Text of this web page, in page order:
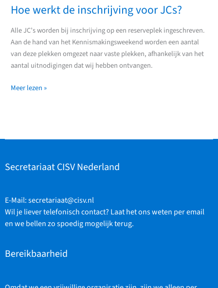
Hoe werkt de inschrijving voor JCs?
Alle JC’s worden bij inschrijving op een reserveplek ingeschreven.
Aan de hand van het Kennismakingsweekend worden een aantal
van deze plekken omgezet naar vaste plekken, afhankelijk van het
aantal uitnodigingen dat wij hebben ontvangen.
Hoe
Meer lezen »
Secretariaat CISV Nederland
E-Mail:secretariaat@cisv.nl
Wil je liever telefonisch contact? Laat het ons weten per email
en we bellen zo spoedig mogelijk terug.
Bereikbaarheid